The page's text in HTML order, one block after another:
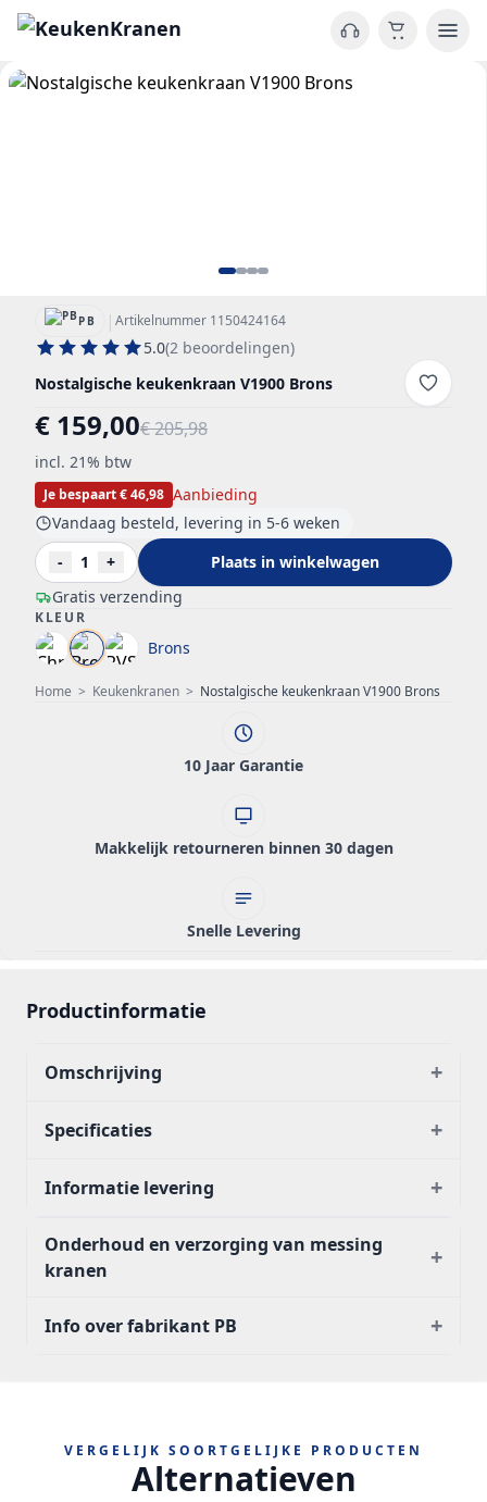
Home > Keukenkranen > Nostalgische keukenkraan V1900 Brons
PB | Artikelnummer 1150424164
5.0(2 beoordelingen)
Nostalgische keukenkraan V1900 Brons
€ 159,00€ 205,98
incl. 21% btw
Je bespaart € 46,98 Aanbieding
Gratis verzending
Vandaag besteld, levering in 5-6 weken
-
1 + Plaats in winkelwagen
KLEUR
Brons
10 Jaar Garantie
Makkelijk retourneren binnen 30 dagen
Snelle Levering
Productinformatie
Omschrijving +
Specificaties +
Informatie levering +
Onderhoud en verzorging van messing
kranen
+
Info over fabrikant PB +
VERGELIJK SOORTGELIJKE PRODUCTEN
Alternatieven